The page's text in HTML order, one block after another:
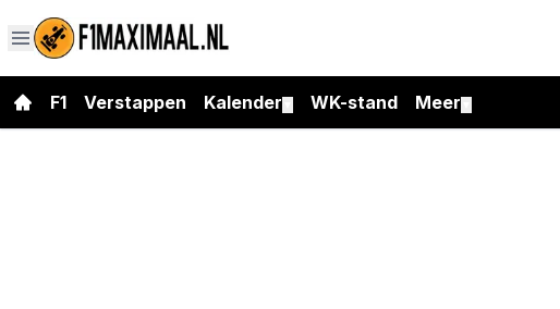
F1 Verstappen Kalender WK-stand Meer